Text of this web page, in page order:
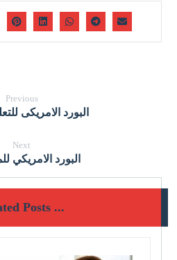
Previous
البورد الامريكى
Next
البورد الامريكي
Posts ...